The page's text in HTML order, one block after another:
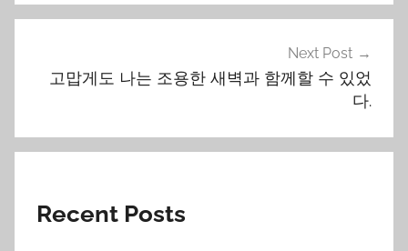
Next Post
고맙게도 나는 조용한 새벽과 함께할 수 있었
다.
Recent Posts